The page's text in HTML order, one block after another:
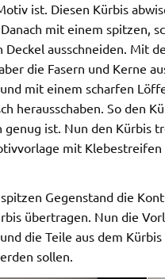
ist. Diesen Kürbis
mit einem spitzen,
Deckel ausschneiden. Mit
die Fasern und Kerne
mit einem scharfen
herausschaben. So den
genug ist. Nun den Kürbis
mit Klebestreifen
Gegenstand die
übertragen. Nun die
die Teile aus dem Kürbis
sollen.